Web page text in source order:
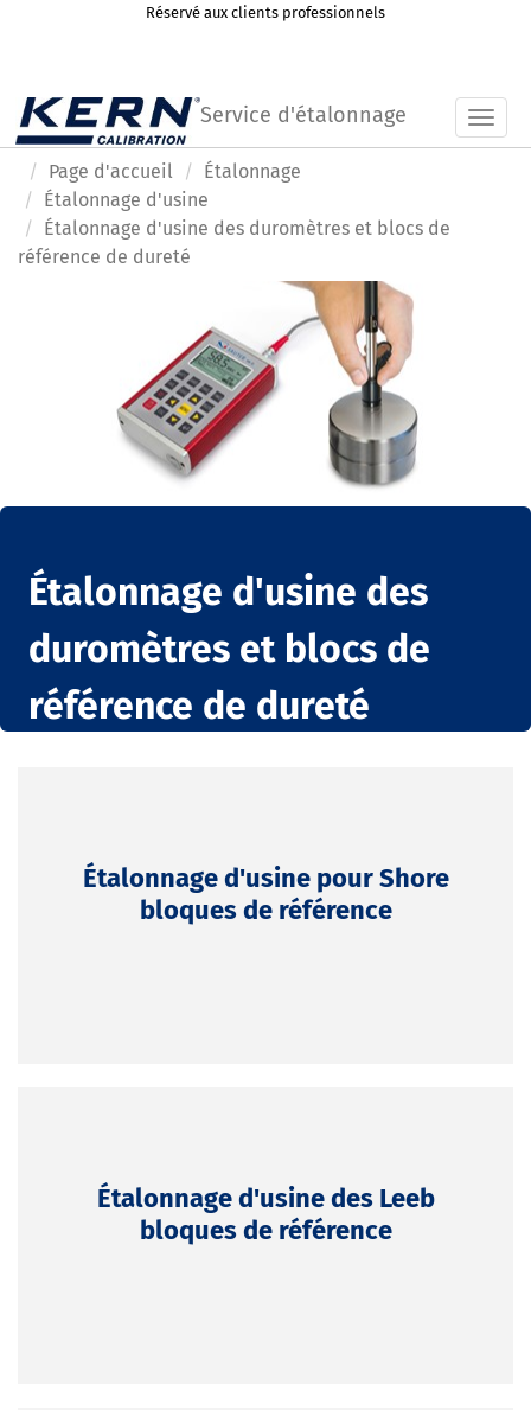
Réservé aux clients professionnels
Service d'étalonnage
Page d'accueil
Étalonnage
Étalonnage d'usine
Étalonnage d'usine des duromètres et blocs de
référence de dureté
Étalonnage d'usine des
duromètres et blocs de
référence de dureté
Étalonnage d'usine pour Shore
bloques de référence
Étalonnage d'usine des Leeb
bloques de référence